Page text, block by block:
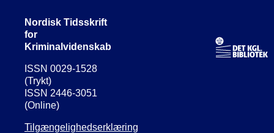
Nordisk Tidsskrift
for
Kriminalvidenskab
ISSN 0029-1528
(Trykt)
ISSN 2446-3051
(Online)
Tilgængelighedserklæring